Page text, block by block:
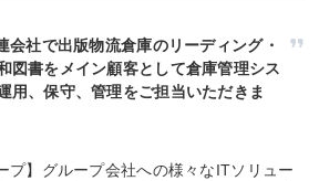
会社で出版物流倉庫のリーディング・
図書をメイン顧客として倉庫管理シス
用、保守、管理をご担当いただきま
プ】グループ会社への様々なITソリュー